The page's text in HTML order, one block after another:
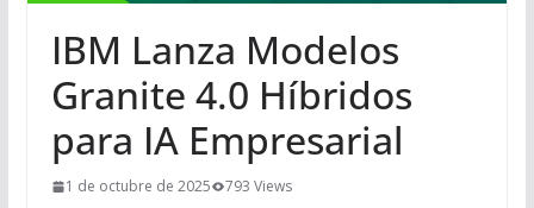
IBM Lanza Modelos
Granite 4.0 Híbridos
para IA Empresarial
1 de octubre de 2025 793 Views